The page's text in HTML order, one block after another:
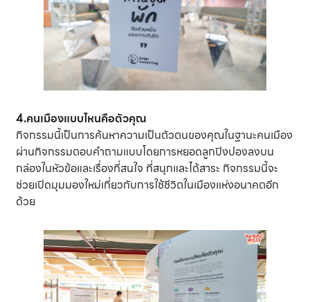
4.คนเมืองแบบไหนคือตัวคุณ
กิจกรรมนี้เป็นการค้นหาความเป็นตัวตนของคุณในฐานะคนเมือง
ผ่านกิจกรรมตอบคำถามแบบโดยการหยอดลูกปิงปองลงบน
กล่องในหัวข้อและเรื่องที่สนใจ ที่สนุกและได้สาระ กิจกรรมนี้จะ
ช่วยเปิดมุมมองใหม่เกี่ยวกับการใช้ชีวิตในเมืองแห่งอนาคตอีก
ด้วย